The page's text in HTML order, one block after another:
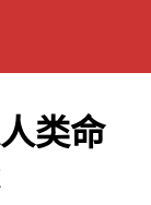
类命